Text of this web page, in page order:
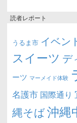
読者レポート
うるま市 イベン
スイーツ デ
ーツ マーメイド体験
名護市 国際通り
縄そば沖縄